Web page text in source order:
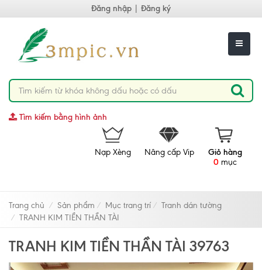
Đăng nhập Đăng ký
Tìm kiếm bằng hình ảnh
Giỏ hàng
0 mục
Nâng cấp Vip
Nạp Xèng
Trang chủ Sản phẩm Mục trang trí
Tranh dán tường
TRANH KIM TIỀN THẦN TÀI
TRANH KIM TIỀN THẦN TÀI 39763